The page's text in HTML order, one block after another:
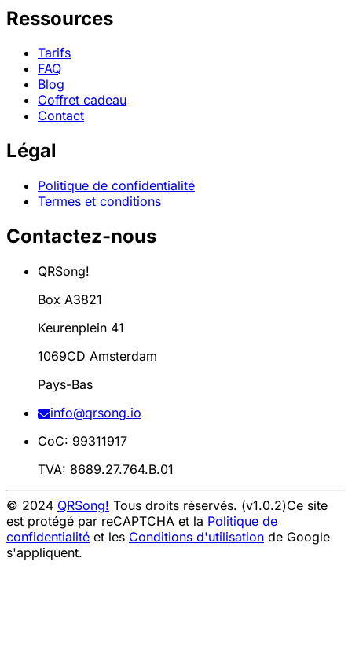
Ressources
Tarifs
FAQ
Blog
Coffret cadeau
Contact
Légal
Politique de confidentialité
Termes et conditions
Contactez-nous
QRSong!
Box A3821
Keurenplein 41
1069CD Amsterdam
Pays-Bas
info@qrsong.io
CoC: 99311917
TVA: 8689.27.764.B.01
© 2024 QRSong! Tous droits réservés. (v1.0.2)Ce site
est protégé par reCAPTCHA et la Politique de
confidentialité et les Conditions d'utilisation de Google
s'appliquent.